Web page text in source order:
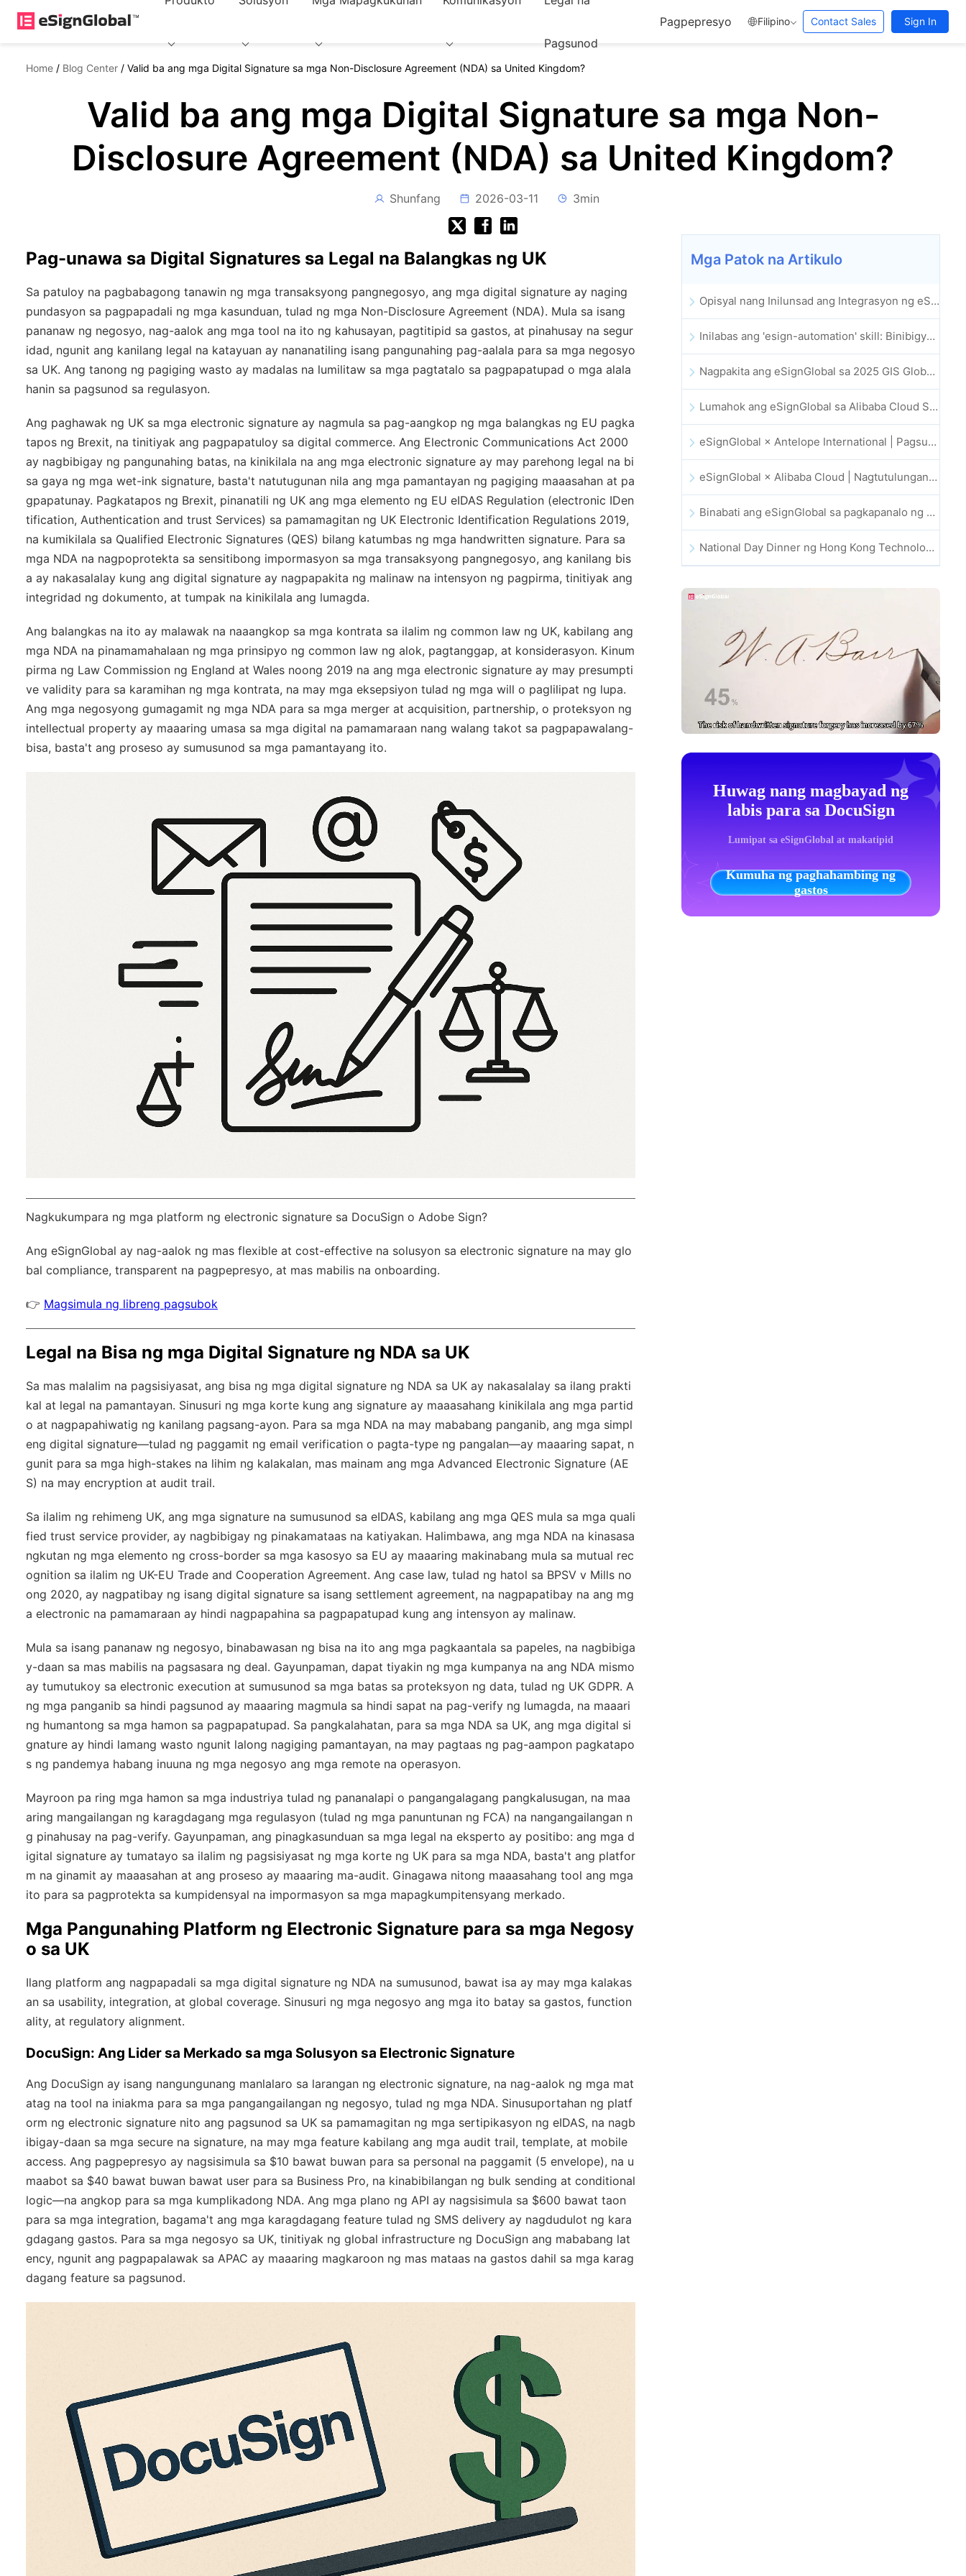
Pagsunod
Pagpepresyo Filipino Contact Sales Sign In
Home / Blog Center / Valid ba ang mga Digital Signature sa mga Non-Disclosure Agreement (NDA) sa United Kingdom?
Valid ba ang mga Digital Signature sa mga Non-
Disclosure Agreement (NDA) sa United Kingdom?
Shunfang 2026-03-11 3min
Pag-unawa sa Digital Signatures sa Legal na Balangkas ng UK
Sa patuloy na pagbabagong tanawin ng mga transaksyong pangnegosyo, ang mga digital signature ay naging
pundasyon sa pagpapadali ng mga kasunduan, tulad ng mga Non-Disclosure Agreement (NDA). Mula sa isang
pananaw ng negosyo, nag-aalok ang mga tool na ito ng kahusayan, pagtitipid sa gastos, at pinahusay na segur
idad, ngunit ang kanilang legal na katayuan ay nananatiling isang pangunahing pag-aalala para sa mga negosyo
sa UK. Ang tanong ng pagiging wasto ay madalas na lumilitaw sa mga pagtatalo sa pagpapatupad o mga alala
hanin sa pagsunod sa regulasyon.
Ang paghawak ng UK sa mga electronic signature ay nagmula sa pag-aangkop ng mga balangkas ng EU pagka
tapos ng Brexit, na tinitiyak ang pagpapatuloy sa digital commerce. Ang Electronic Communications Act 2000
ay nagbibigay ng pangunahing batas, na kinikilala na ang mga electronic signature ay may parehong legal na bi
sa gaya ng mga wet-ink signature, basta't natutugunan nila ang mga pamantayan ng pagiging maaasahan at pa
gpapatunay. Pagkatapos ng Brexit, pinanatili ng UK ang mga elemento ng EU eIDAS Regulation (electronic IDen
tification, Authentication and trust Services) sa pamamagitan ng UK Electronic Identification Regulations 2019,
na kumikilala sa Qualified Electronic Signatures (QES) bilang katumbas ng mga handwritten signature. Para sa
mga NDA na nagpoprotekta sa sensitibong impormasyon sa mga transaksyong pangnegosyo, ang kanilang bis
a ay nakasalalay kung ang digital signature ay nagpapakita ng malinaw na intensyon ng pagpirma, tinitiyak ang
integridad ng dokumento, at tumpak na kinikilala ang lumagda.
Ang balangkas na ito ay malawak na naaangkop sa mga kontrata sa ilalim ng common law ng UK, kabilang ang
mga NDA na pinamamahalaan ng mga prinsipyo ng common law ng alok, pagtanggap, at konsiderasyon. Kinum
pirma ng Law Commission ng England at Wales noong 2019 na ang mga electronic signature ay may presumpti
ve validity para sa karamihan ng mga kontrata, na may mga eksepsiyon tulad ng mga will o paglilipat ng lupa.
Ang mga negosyong gumagamit ng mga NDA para sa mga merger at acquisition, partnership, o proteksyon ng
intellectual property ay maaaring umasa sa mga digital na pamamaraan nang walang takot sa pagpapawalang-
bisa, basta't ang proseso ay sumusunod sa mga pamantayang ito.
Nagkukumpara ng mga platform ng electronic signature sa DocuSign o Adobe Sign?
Ang eSignGlobal ay nag-aalok ng mas flexible at cost-effective na solusyon sa electronic signature na may glo
bal compliance, transparent na pagpepresyo, at mas mabilis na onboarding.
👉 Magsimula ng libreng pagsubok
Legal na Bisa ng mga Digital Signature ng NDA sa UK
Sa mas malalim na pagsisiyasat, ang bisa ng mga digital signature ng NDA sa UK ay nakasalalay sa ilang prakti
kal at legal na pamantayan. Sinusuri ng mga korte kung ang signature ay maaasahang kinikilala ang mga partid
o at nagpapahiwatig ng kanilang pagsang-ayon. Para sa mga NDA na may mababang panganib, ang mga simpl
eng digital signature—tulad ng paggamit ng email verification o pagta-type ng pangalan—ay maaaring sapat, n
gunit para sa mga high-stakes na lihim ng kalakalan, mas mainam ang mga Advanced Electronic Signature (AE
S) na may encryption at audit trail.
Sa ilalim ng rehimeng UK, ang mga signature na sumusunod sa eIDAS, kabilang ang mga QES mula sa mga quali
fied trust service provider, ay nagbibigay ng pinakamataas na katiyakan. Halimbawa, ang mga NDA na kinasasa
ngkutan ng mga elemento ng cross-border sa mga kasosyo sa EU ay maaaring makinabang mula sa mutual rec
ognition sa ilalim ng UK-EU Trade and Cooperation Agreement. Ang case law, tulad ng hatol sa BPSV v Mills no
ong 2020, ay nagpatibay ng isang digital signature sa isang settlement agreement, na nagpapatibay na ang mg
a electronic na pamamaraan ay hindi nagpapahina sa pagpapatupad kung ang intensyon ay malinaw.
Mula sa isang pananaw ng negosyo, binabawasan ng bisa na ito ang mga pagkaantala sa papeles, na nagbibiga
y-daan sa mas mabilis na pagsasara ng deal. Gayunpaman, dapat tiyakin ng mga kumpanya na ang NDA mismo
ay tumutukoy sa electronic execution at sumusunod sa mga batas sa proteksyon ng data, tulad ng UK GDPR. A
ng mga panganib sa hindi pagsunod ay maaaring magmula sa hindi sapat na pag-verify ng lumagda, na maaari
ng humantong sa mga hamon sa pagpapatupad. Sa pangkalahatan, para sa mga NDA sa UK, ang mga digital si
gnature ay hindi lamang wasto ngunit lalong nagiging pamantayan, na may pagtaas ng pag-aampon pagkatapo
s ng pandemya habang inuuna ng mga negosyo ang mga remote na operasyon.
Mayroon pa ring mga hamon sa mga industriya tulad ng pananalapi o pangangalagang pangkalusugan, na maa
aring mangailangan ng karagdagang mga regulasyon (tulad ng mga panuntunan ng FCA) na nangangailangan n
g pinahusay na pag-verify. Gayunpaman, ang pinagkasunduan sa mga legal na eksperto ay positibo: ang mga d
igital signature ay tumatayo sa ilalim ng pagsisiyasat ng mga korte ng UK para sa mga NDA, basta't ang platfor
m na ginamit ay maaasahan at ang proseso ay maaaring ma-audit. Ginagawa nitong maaasahang tool ang mga
ito para sa pagprotekta sa kumpidensyal na impormasyon sa mga mapagkumpitensyang merkado.
Mga Pangunahing Platform ng Electronic Signature para sa mga Negosy
o sa UK
Ilang platform ang nagpapadali sa mga digital signature ng NDA na sumusunod, bawat isa ay may mga kalakas
an sa usability, integration, at global coverage. Sinusuri ng mga negosyo ang mga ito batay sa gastos, function
ality, at regulatory alignment.
DocuSign: Ang Lider sa Merkado sa mga Solusyon sa Electronic Signature
Ang DocuSign ay isang nangungunang manlalaro sa larangan ng electronic signature, na nag-aalok ng mga mat
atag na tool na iniakma para sa mga pangangailangan ng negosyo, tulad ng mga NDA. Sinusuportahan ng platf
orm ng electronic signature nito ang pagsunod sa UK sa pamamagitan ng mga sertipikasyon ng eIDAS, na nagb
ibigay-daan sa mga secure na signature, na may mga feature kabilang ang mga audit trail, template, at mobile
access. Ang pagpepresyo ay nagsisimula sa $10 bawat buwan para sa personal na paggamit (5 envelope), na u
maabot sa $40 bawat buwan bawat user para sa Business Pro, na kinabibilangan ng bulk sending at conditional
logic—na angkop para sa mga kumplikadong NDA. Ang mga plano ng API ay nagsisimula sa $600 bawat taon
para sa mga integration, bagama't ang mga karagdagang feature tulad ng SMS delivery ay nagdudulot ng kara
gdagang gastos. Para sa mga negosyo sa UK, tinitiyak ng global infrastructure ng DocuSign ang mababang lat
ency, ngunit ang pagpapalawak sa APAC ay maaaring magkaroon ng mas mataas na gastos dahil sa mga karag
dagang feature sa pagsunod.
Mga Patok na Artikulo
Opisyal nang Inilunsad ang Integrasyon ng eSignGlobal sa Lark Multi-dimensional Table: Buong Awtomatiko ang Pagpirma at Pag-archive ng Elektronikong Kontrata
Inilabas ang 'esign-automation' skill: Binibigyan ng eSignGlobal ang OpenClaw ng mga awtomatikong e-signature
Nagpakita ang eSignGlobal sa 2025 GIS Global Innovation Exhibition
Lumahok ang eSignGlobal sa Alibaba Cloud Summit 2025 Hong Kong, na nagsusulong ng AI-driven na cloud innovation at digital trust
eSignGlobal × Antelope International | Pagsusulong ng ligtas at AI-driven na digital workflows
eSignGlobal × Alibaba Cloud | Nagtutulungan upang palakasin ang pandaigdigang digital trust para sa fintech
Binabati ang eSignGlobal sa pagkapanalo ng 2025 CAHK STAR Award
National Day Dinner ng Hong Kong Technology and Innovation Community
Huwag nang magbayad ng
labis para sa DocuSign
Lumipat sa eSignGlobal at makatipid
Kumuha ng paghahambing ng
gastos